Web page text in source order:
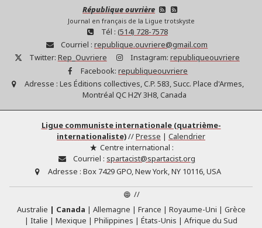
République ouvrière
Journal en français de la Ligue trotskyste
Tél : (514) 728-7578
Courriel : republique.ouvriere@gmail.com
Twitter: Rep_Ouvriere Instagram: republiqueouvriere
Facebook: republiqueouvriere
Adresse : Les Éditions collectives, C.P. 583, Succ. Place d'Armes,
Montréal QC H2Y 3H8, Canada
Ligue communiste internationale (quatrième-
internationaliste)//Presse | Calendrier
Centre international :
Courriel : spartacist@spartacist.org
Adresse : Box 7429 GPO, New York, NY 10116, USA
//
Australie
Canada Allemagne France Royaume-Uni
Grèce
Italie
Mexique Philippines États-Unis Afrique du Sud